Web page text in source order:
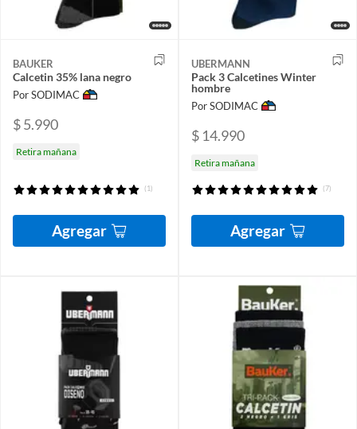
BAUKER
Calcetin 35% lana negro
Por SODIMAC
$ 5.990
Retira mañana
(1)
Agregar
UBERMANN
Pack 3 Calcetines Winter
hombre
Por SODIMAC
$ 14.990
Retira mañana
(7)
Agregar